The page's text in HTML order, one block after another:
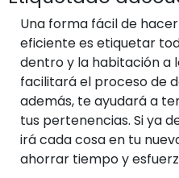
Una forma fácil de
eficiente es etiquetar
dentro y la habitación a
facilitará el proceso de
además, te ayudará a
tus pertenencias. Si ya
irá cada cosa en tu
ahorrar tiempo y